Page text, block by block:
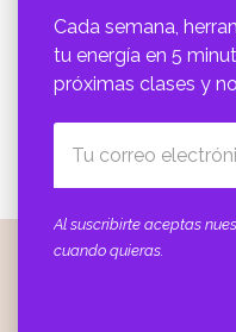
Cada semana,
tu energí­a en 5
próximas clases y
Al suscribirte aceptas
cuando quieras.